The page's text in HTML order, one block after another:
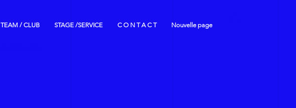
TEAM / CLUB STAGE /SERVICE C O N T A C T Nouvelle page